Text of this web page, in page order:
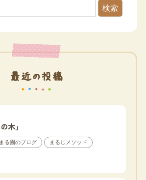
検索
最近の投稿
木」
る園のブログ まるじメソッド